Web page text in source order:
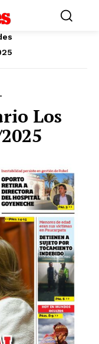
Los